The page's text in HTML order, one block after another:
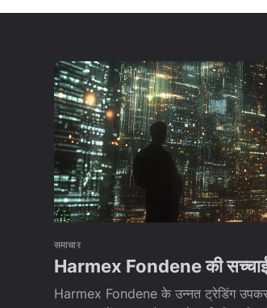
समाचार
Harmex Fondene की सच्चाई:
Harmex Fondene के उन्नत ट्रेडिंग